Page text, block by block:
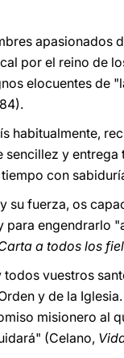
apasionados
por el reino de
elocuentes de
habitualmente,
y
con
su fuerza, os
engendrarlo
a todos los
todos vuestros
y de la
misionero al
(Celano,